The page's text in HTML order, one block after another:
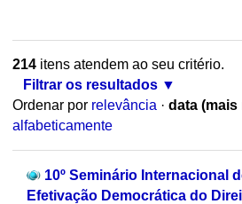
214itens atendem ao seu critério.
Filtrar os resultados
Ordenar por relevância · data
alfabeticamente
10º Seminário Internacional
Efetivação Democrática do